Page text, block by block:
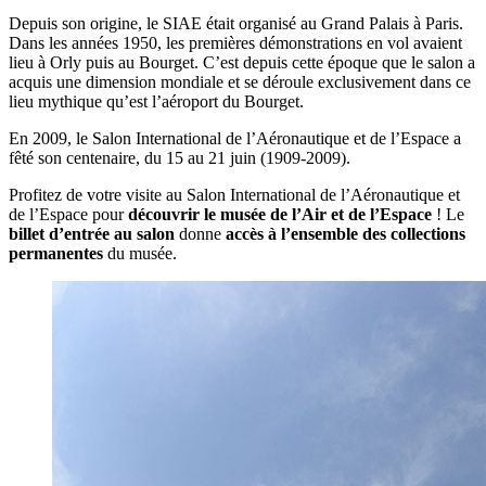
Depuis son origine, le SIAE était organisé au Grand Palais à Paris.
Dans les années 1950, les premières démonstrations en vol avaient
lieu à Orly puis au Bourget. C’est depuis cette époque que le salon a
acquis une dimension mondiale et se déroule exclusivement dans ce
lieu mythique qu’est l’aéroport du Bourget.
En 2009, le Salon International de l’Aéronautique et de l’Espace a
fêté son centenaire, du 15 au 21 juin (1909-2009).
Profitez de votre visite au Salon International de l’Aéronautique et
de l’Espace pourdécouvrir le musée de l’Air et de l’Espace ! Le
billet d’entrée au salon donne accès à l’ensemble des collections
permanentes du musée.